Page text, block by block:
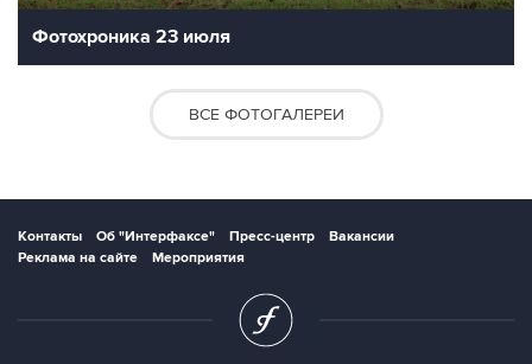
Фотохроника 23 июля
ВСЕ ФОТОГАЛЕРЕИ
Контакты Об "Интерфаксе" Пресс-центр
Вакансии
Реклама на сайте
Мероприятия